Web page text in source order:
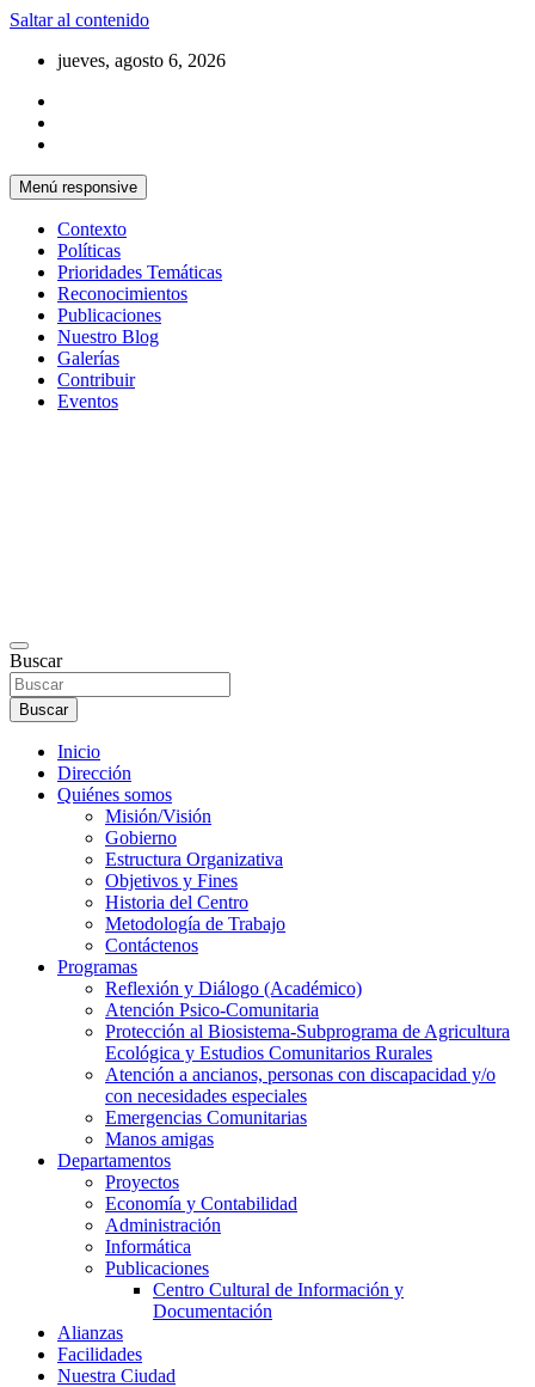
Saltar al contenido
jueves, agosto 6, 2026
Menú responsive
Contexto
Políticas
Prioridades Temáticas
Reconocimientos
Publicaciones
Nuestro Blog
Galerías
Contribuir
Eventos
Buscar
Buscar
Inicio
Dirección
Quiénes somos
Misión/Visión
Gobierno
Estructura Organizativa
Objetivos y Fines
Historia del Centro
Metodología de Trabajo
Contáctenos
Programas
Reflexión y Diálogo (Académico)
Atención Psico-Comunitaria
Protección al Biosistema-Subprograma de Agricultura
Ecológica y Estudios Comunitarios Rurales
Atención a ancianos, personas con discapacidad y/o
con necesidades especiales
Emergencias Comunitarias
Manos amigas
Departamentos
Proyectos
Economía y Contabilidad
Administración
Informática
Publicaciones
Centro Cultural de Información y
Documentación
Alianzas
Facilidades
Nuestra Ciudad